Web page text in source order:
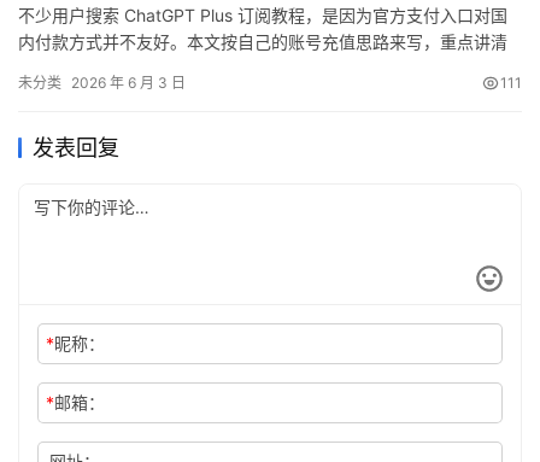
不少用户搜索 ChatGPT Plus 订阅教程，是因为官方支付入口对国
内付款方式并不友好。本文按自己的账号充值思路来写，重点讲清
未分类 2026 年 6 月 3 日 111
发表回复
*昵称：
*邮箱：